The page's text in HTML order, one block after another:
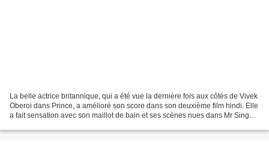
La belle actrice britannique, qui a été vue la dernière fois aux côtés de Vivek
Oberoi dans Prince, a amélioré son score dans son deuxième film hindi. Elle
a fait sensation avec son maillot de bain et ses scènes nues dans Mr Singh